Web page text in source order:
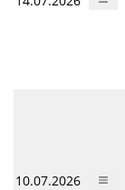
10.07.2026